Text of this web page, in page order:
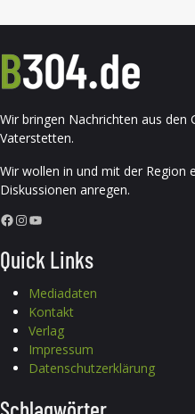
Wir bringen Nachrichten aus den
Vaterstetten.
Wir wollen in und mit der Region
Diskussionen anregen.
Facebook InstagramYouTube
Quick Links
Mediadaten
Kontakt
Verlag
Impressum
Datenschutzerklärung